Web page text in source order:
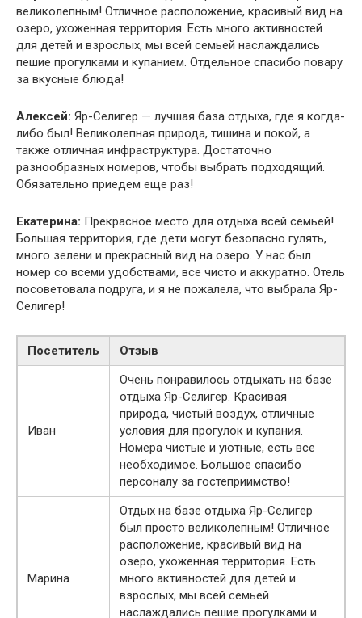
великолепным! Отличное расположение, красивый вид на
озеро, ухоженная территория. Есть много активностей
для детей и взрослых, мы всей семьей наслаждались
пешие прогулками и купанием. Отдельное спасибо повару
за вкусные блюда!
Алексей: Яр-Селигер — лучшая база отдыха, где я когда-
либо был! Великолепная природа, тишина и покой, а
также отличная инфраструктура. Достаточно
разнообразных номеров, чтобы выбрать подходящий.
Обязательно приедем еще раз!
Екатерина: Прекрасное место для отдыха всей семьей!
Большая территория, где дети могут безопасно гулять,
много зелени и прекрасный вид на озеро. У нас был
номер со всеми удобствами, все чисто и аккуратно. Отель
посоветовала подруга, и я не пожалела, что выбрала Яр-
Селигер!
Посетитель Отзыв
Иван
Очень понравилось отдыхать на базе
отдыха Яр-Селигер. Красивая
природа, чистый воздух, отличные
условия для прогулок и купания.
Номера чистые и уютные, есть все
необходимое. Большое спасибо
персоналу за гостеприимство!
Марина
Отдых на базе отдыха Яр-Селигер
был просто великолепным! Отличное
расположение, красивый вид на
озеро, ухоженная территория. Есть
много активностей для детей и
взрослых, мы всей семьей
наслаждались пешие прогулками и